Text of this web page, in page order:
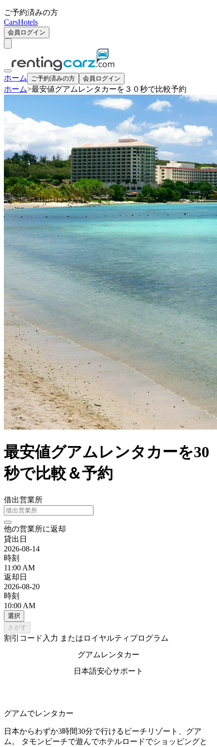
ご予約済みの方
CarsHotels
会員ログイン
ホーム ご予約済みの方 会員ログイン
ホーム>最安値グアムレンタカーを３０秒で比較予約
最安値グアムレンタカーを30
秒で比較＆予約
借出営業所
他の営業所に返却
貸出日
2026-08-14
時刻
11:00 AM
返却日
2026-08-20
時刻
10:00 AM
選択
さがす
割引コード入力 またはロイヤルティプログラム
グアムレンタカー
日本語安心サポート
グアムでレンタカー
日本からわずか3時間30分で行けるビーチリゾート、グア
ム。 タモンビーチで遊んでホテルロードでショッピングと